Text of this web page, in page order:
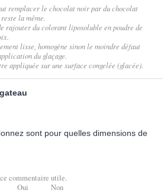
remplacer le chocolat noir par du chocolat
la même.
rajouter du colorant liposoluble en poudre de
lisse, homogène sinon le moindre défaut
du glaçage.
appliquée sur une surface congelée (glacée).
sont pour quelles dimensions de
commentaire utile.
Oui Non